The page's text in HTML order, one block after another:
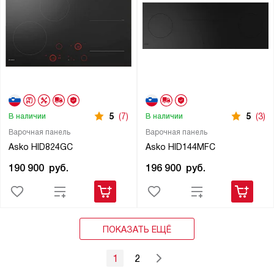
Варочная панель
Asko HID824GC
В наличии 5 (7)
190 900 руб.
Варочная панель
Asko HID144MFC
В наличии 5 (3)
196 900 руб.
ПОКАЗАТЬ ЕЩЁ
1 2